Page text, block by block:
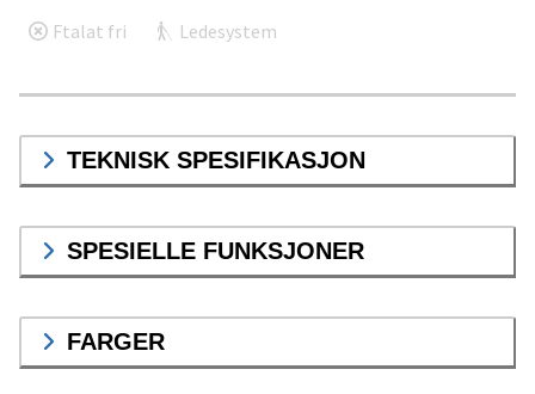
Ftalat fri Ledesystem
TEKNISK SPESIFIKASJON
SPESIELLE FUNKSJONER
FARGER